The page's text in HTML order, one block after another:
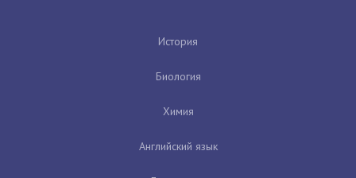
История
Биология
Химия
Английский язык